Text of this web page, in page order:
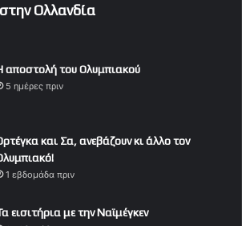
Ολλανδία
αποστολή του Ολυμπιακού
5 ημέρες πριν
και Σα, ανεβάζουν κι άλλο τον
1 εβδομάδα πριν
εισιτήρια με την Ναϊμέγκεν